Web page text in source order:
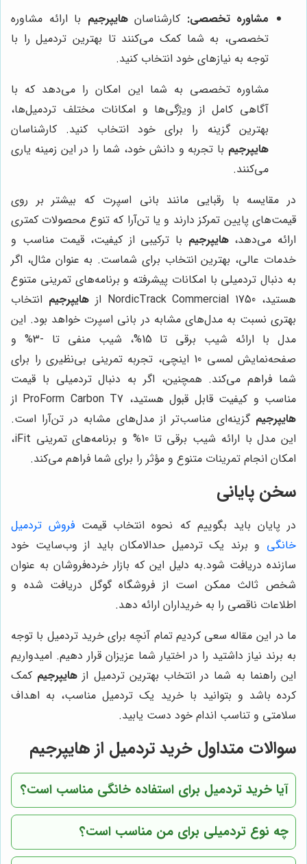
مشاوره تخصصی: کارشناسانهایپرجیم با ارائه مشاوره
تخصصی، به شما کمک می‌کنند تا بهترین تردمیل را با
توجه به نیازهای خود انتخاب کنید.
مشاوره تخصصی به شما این امکان را می‌دهد که با
آگاهی کامل از ویژگی‌ها و امکانات مختلف تردمیل‌ها،
بهترین گزینه را برای خود انتخاب کنید. کارشناسان
هایپرجیم با تجربه و دانش خود، شما را در این زمینه یاری
می‌کنند.
در مقایسه با رقبایی مانند بانی اسپرت که بیشتر بر روی
قیمت‌های پایین تمرکز دارند و یا تن‌آرا که تنوع محصولات کمتری
ارائه می‌دهد،هایپرجیم با ترکیبی از کیفیت، قیمت مناسب و
خدمات عالی، بهترین انتخاب برای شماست. به عنوان مثال، اگر
به دنبال تردمیلی با امکانات پیشرفته و برنامه‌های تمرینی متنوع
هستید، NordicTrack Commercial 1750 از
هایپرجیم انتخاب
بهتری نسبت به مدل‌های مشابه در بانی اسپرت خواهد بود. این
مدل با ارائه شیب برقی تا 15%، شیب منفی تا -3% و
صفحه‌نمایش لمسی 10 اینچی، تجربه تمرینی بی‌نظیری را برای
شما فراهم می‌کند. همچنین، اگر به دنبال تردمیلی با قیمت
مناسب و کیفیت قابل قبول هستید، ProForm Carbon T7 از
هایپرجیم گزینه‌ای مناسب‌تر از مدل‌های مشابه در تن‌آرا است.
این مدل با ارائه شیب برقی تا 10% و برنامه‌های تمرینی iFit،
امکان انجام تمرینات متنوع و مؤثر را برای شما فراهم می‌کند.
سخن پایانی
در پایان باید بگوییم که نحوه انتخاب قیمت‌ فروش تردمیل
خانگی و برند‌ یک تردمیل حدالامکان باید از وب‌سایت خود
سازنده دریافت شود.به دلیل این که بازار خرده‌فروشان به عنوان
شخص ثالث ممکن است از فروشگاه گوگل دریافت شده و
اطلاعات ناقصی را به خریداران ارائه دهد.
ما در این مقاله سعی کردیم تمام آنچه برای خرید تردمیل با توجه
به برند نیاز داشتید را در اختیار شما عزیزان قرار دهیم. امیدواریم
این راهنما به شما در انتخاب بهترین تردمیل از هایپرجیم کمک
کرده باشد و بتوانید با خرید یک تردمیل مناسب، به اهداف
سلامتی و تناسب اندام خود دست یابید.
سوالات متداول خرید تردمیل از هایپرجیم
آیا خرید تردمیل برای استفاده خانگی مناسب است؟
چه نوع تردمیلی برای من مناسب است؟